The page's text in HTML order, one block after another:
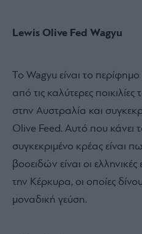
Lewis Olive Fed Wagyu
Το Wagyu είναι τo
από τις καλύτερες
στην Αυστραλία και
Olive Feed. Αυτό που κάνει
συγκεκριμένο κρέας είναι
βοοειδών είναι οι
την Κέρκυρα, οι οποίες
μοναδική γεύση.